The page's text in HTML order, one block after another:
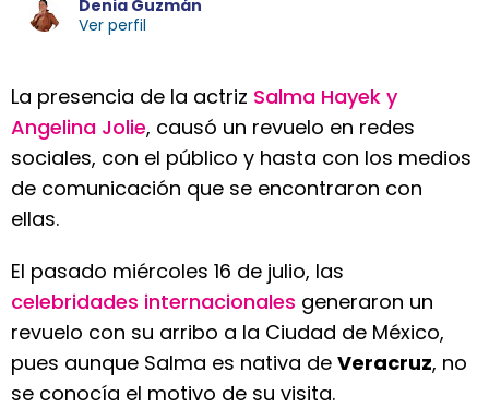
Denia Guzmán
Ver perfil
La presencia de la actriz Salma Hayek y
Angelina Jolie, causó un revuelo en redes
sociales, con el público y hasta con los medios
de comunicación que se encontraron con
ellas.
El pasado miércoles 16 de julio, las
celebridades internacionales generaron un
revuelo con su arribo a la Ciudad de México,
pues aunque Salma es nativa de Veracruz, no
se conocía el motivo de su visita.